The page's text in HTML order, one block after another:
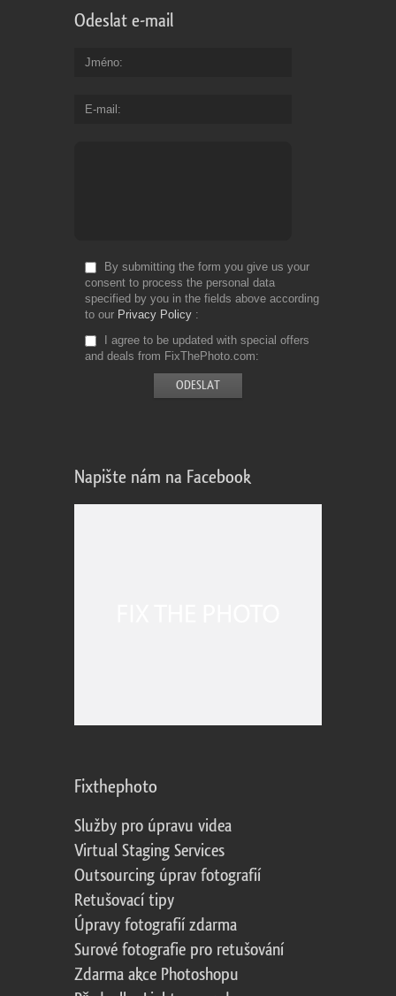
Odeslat e-mail
Jméno
E-mail
By submitting the form you give us your
consent to process the personal data
specified by you in the fields above according
to our Privacy Policy
I agree to be updated with special offers
and deals from FixThePhoto.com
Napište nám na Facebook
Fixthephoto
Služby pro úpravu videa
Virtual Staging Services
Outsourcing úprav fotografií
Retušovací tipy
Úpravy fotografií zdarma
Surové fotografie pro retušování
Zdarma akce Photoshopu